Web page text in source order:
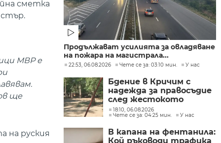
сметка
МВР е
ще
на руския
Продължават усилията за овладяване
на пожара на магистрала...
22:53, 06.08.2026 Чете се за: 03:10 мин. У нас
Бдение в Кричим с
надежда за правосъдие
след жестокото
убийство на млад мъж
в Пловдив от
18:10, 06.08.2026
Чете се за: 04:25 мин.
У нас
В капана на фентанила:
Кой ръководи трафика